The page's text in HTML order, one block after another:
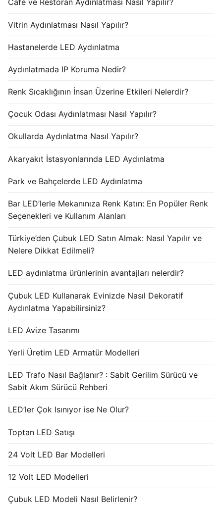
Cafe ve Restoran Aydınlatması Nasıl Yapılır?
Vitrin Aydınlatması Nasıl Yapılır?
Hastanelerde LED Aydınlatma
Aydınlatmada IP Koruma Nedir?
Renk Sıcaklığının İnsan Üzerine Etkileri Nelerdir?
Çocuk Odası Aydınlatması Nasıl Yapılır?
Okullarda Aydınlatma Nasıl Yapılır?
Akaryakıt İstasyonlarında LED Aydınlatma
Park ve Bahçelerde LED Aydınlatma
Bar LED’lerle Mekanınıza Renk Katın: En Popüler Renk
Seçenekleri ve Kullanım Alanları
Türkiye’den Çubuk LED Satın Almak: Nasıl Yapılır ve
Nelere Dikkat Edilmeli?
LED aydınlatma ürünlerinin avantajları nelerdir?
Çubuk LED Kullanarak Evinizde Nasıl Dekoratif
Aydınlatma Yapabilirsiniz?
LED Avize Tasarımı
Yerli Üretim LED Armatür Modelleri
LED Trafo Nasıl Bağlanır? : Sabit Gerilim Sürücü ve
Sabit Akım Sürücü Rehberi
LED’ler Çok Isınıyor ise Ne Olur?
Toptan LED Satışı
24 Volt LED Bar Modelleri
12 Volt LED Modelleri
Çubuk LED Modeli Nasıl Belirlenir?